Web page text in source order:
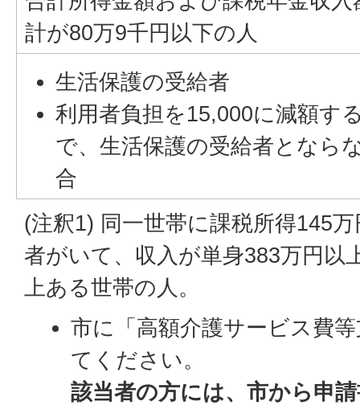
計が80万9千円以下の人
生活保護の受給者
利用者負担を15,000に減額す
で、生活保護の受給者となら
合
(注釈1) 同一世帯に課税所得145
者がいて、収入が単身383万円以
上ある世帯の人。
市に「高額介護サービス費
てください。
該当者の方には、市から申